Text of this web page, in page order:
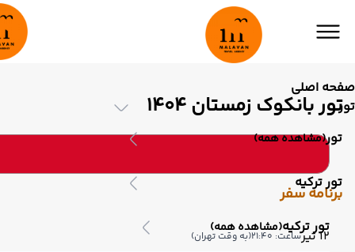
صفحه اصلی
تور
تور(مشاهده همه)
تور ترکیه
تور ترکیه(مشاهده همه)
تور بانکوک زمستان 1404
برنامه سفر
12 تیر ساعت: 21:40 (به وقت تهران)